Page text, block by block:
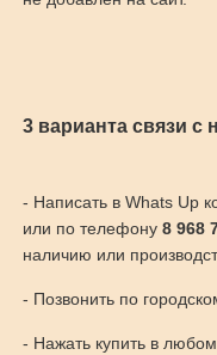
3 варианта связи с
- Написать в Whats Up
или по телефону 8 968
наличию или
- Позвонить по
- Нажать купить в